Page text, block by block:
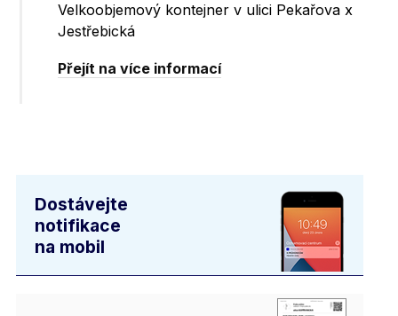
Velkoobjemový kontejner v ulici Pekařova x
Jestřebická
Přejít na více informací
Dostávejte
notifikace
na mobil